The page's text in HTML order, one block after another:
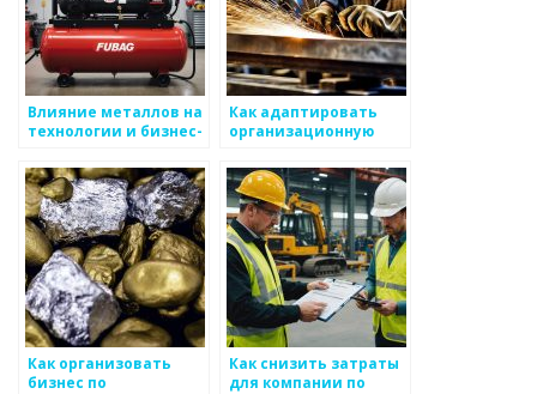
Влияние металлов на
технологии и бизнес-
Как адаптировать
организационную
эффективного
производства
металлоизделий
Как организовать
бизнес по
Как снизить затраты
для компании по